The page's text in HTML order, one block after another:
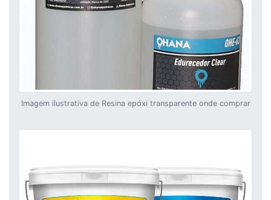
Imagem ilustrativa de Resina epóxi transparente onde comprar